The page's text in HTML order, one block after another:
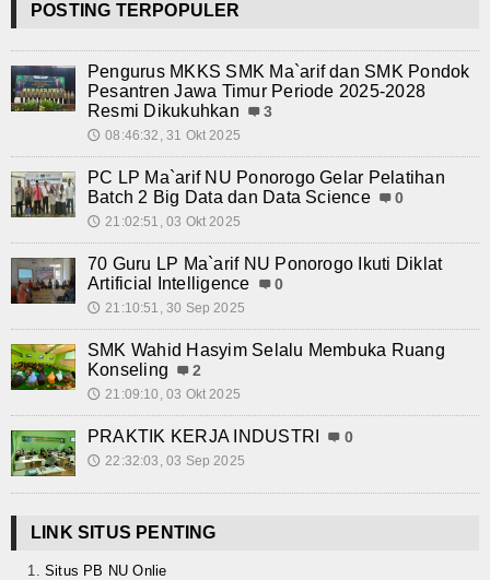
Guru dan Karyawan
Kalender Pendidikan
Siswa Aktif
Alumni
Koleksi Video
Foto Kegiatan
Unduh
Unit Produksi
POSTING TERPOPULER
Pengurus MKKS SMK Ma`arif dan SMK Pondok
Pesantren Jawa Timur Periode 2025-2028
Resmi Dikukuhkan
3
🕔 08:46:32, 31 Okt 2025
PC LP Ma`arif NU Ponorogo Gelar Pelatihan
Batch 2 Big Data dan Data Science
0
🕔 21:02:51, 03 Okt 2025
70 Guru LP Ma`arif NU Ponorogo Ikuti Diklat
Artificial Intelligence
0
🕔 21:10:51, 30 Sep 2025
SMK Wahid Hasyim Selalu Membuka Ruang
Konseling
2
🕔 21:09:10, 03 Okt 2025
PRAKTIK KERJA INDUSTRI 0
🕔 22:32:03, 03 Sep 2025
LINK SITUS PENTING
Situs PB NU Onlie